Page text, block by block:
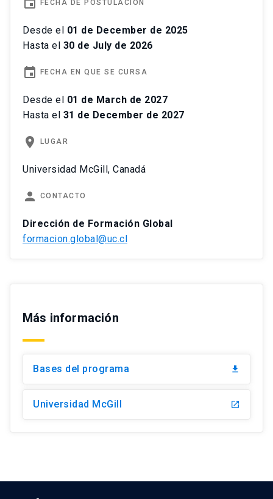
event FECHA DE POSTULACIÓN
Desde el 01 de December de 2025
Hasta el 30 de July de 2026
event FECHA EN QUE SE CURSA
Desde el 01 de March de 2027
Hasta el 31 de December de 2027
place LUGAR
Universidad McGill, Canadá
person CONTACTO
Dirección de Formación Global
formacion.global@uc.cl
Más información
Bases del programa file_download
Universidad McGill launch